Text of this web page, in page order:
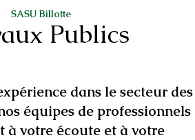
SASU Billotte
Publics
dans le secteur des
équipes de professionnels
à votre écoute et à votre